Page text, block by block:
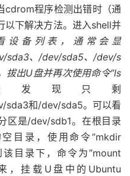
cdrom程序检测出错时（通
以下解决方法。进入shell并
设备列表，通常会显
sda3、/dev/sda5、/dev/s
出U盘并再次使用命令”ls
发现只剩
sda3和/dev/sda5。可以看
区是/dev/sdb1。在根目录
目录，使用命令”mkdir
目录下，命令为”mount
，挂载U盘中的Ubuntu